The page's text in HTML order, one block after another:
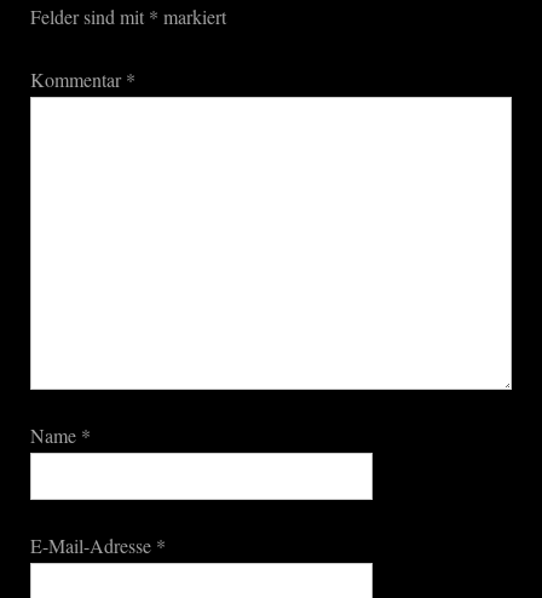
:
Felder sind mit * markiert
Kommentar*
Name *
E-Mail-Adresse *